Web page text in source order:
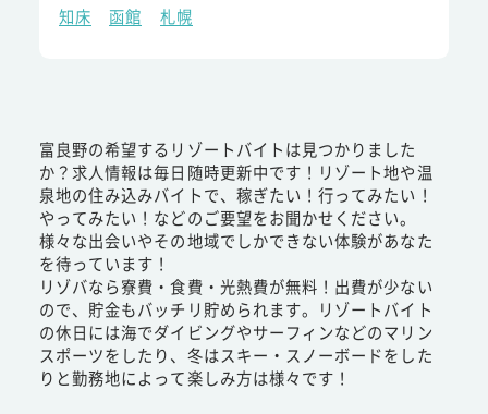
知床
函館 札幌
富良野の希望するリゾートバイトは見つかりました
か？求人情報は毎日随時更新中です！リゾート地や温
泉地の住み込みバイトで、稼ぎたい！行ってみたい！
やってみたい！などのご要望をお聞かせください。
様々な出会いやその地域でしかできない体験があなた
を待っています！
リゾバなら寮費・食費・光熱費が無料！出費が少ない
ので、貯金もバッチリ貯められます。リゾートバイト
の休日には海でダイビングやサーフィンなどのマリン
スポーツをしたり、冬はスキー・スノーボードをした
りと勤務地によって楽しみ方は様々です！